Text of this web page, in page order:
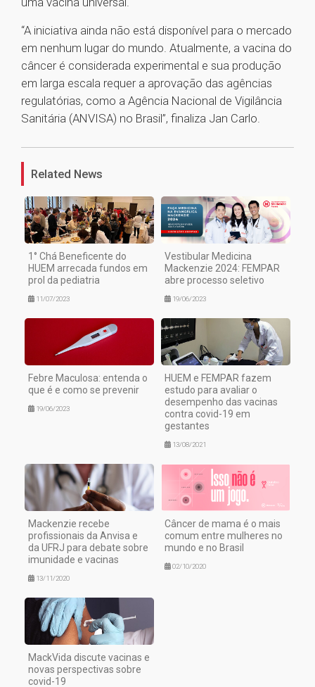
“A iniciativa ainda não está disponível para o mercado
em nenhum lugar do mundo. Atualmente, a vacina do
câncer é considerada experimental e sua produção
em larga escala requer a aprovação das agências
regulatórias, como a Agência Nacional de Vigilância
Sanitária (ANVISA) no Brasil”, finaliza Jan Carlo.
1
Related News
1° Chá Beneficente do
HUEM arrecada fundos em
prol da pediatria
11/07/2023
Vestibular Medicina
Mackenzie 2024: FEMPAR
abre processo seletivo
19/06/2023
Febre Maculosa: entenda o
que é e como se prevenir
19/06/2023
HUEM e FEMPAR fazem
estudo para avaliar o
desempenho das vacinas
contra covid-19 em
gestantes
13/08/2021
Mackenzie recebe
profissionais da Anvisa e
da UFRJ para debate sobre
imunidade e vacinas
13/11/2020
Câncer de mama é o mais
comum entre mulheres no
mundo e no Brasil
02/10/2020
MackVida discute vacinas e
novas perspectivas sobre
covid-19